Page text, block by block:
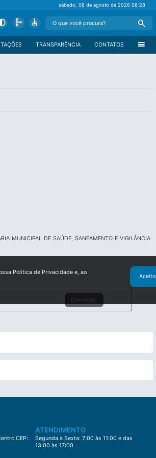
sábado, 08 de agosto de 202608:28
Schema Accessible Search
menu
CONTATOS
TRANSPARÊNCIA
MUNICIPAL DE SAÚDE, SANEAMENTO E VIGILÂNCIA
Download
CEP:
ATENDIMENTO
Segunda à Sexta: 7:00 às 11:00 e das
13:00 às 17:00
Política de Privacidade e, ao
Aceito